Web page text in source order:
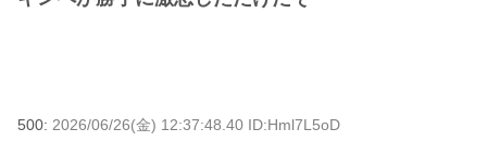
500: 2026/06/26(金) 12:37:48.40 ID:Hml7L5oD